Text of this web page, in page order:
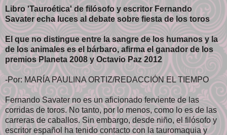
Libro 'Tauroética' de filósofo y escritor Fernando
Savater echa luces al debate sobre fiesta de los toros
El que no distingue entre la sangre de los humanos y la
de los animales es el bárbaro, afirma el ganador de los
premios Planeta 2008 y Octavio Paz 2012
-Por: MARÍA PAULINA ORTIZ/REDACCIÓN EL TIEMPO
Fernando Savater no es un aficionado ferviente de las
corridas de toros. No tanto, por lo menos, como lo es de las
carreras de caballos. Sin embargo, desde niño, el filósofo y
escritor español ha tenido contacto con la tauromaquia y